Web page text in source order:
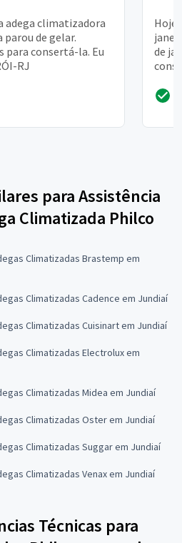
adega climatizadora
parou de gelar.
para consertá-la. Eu
RJ
Hoje
de
para Assistência
Climatizada Philco
Climatizadas Brastemp em
Climatizadas Cadence em Jundiaí
Climatizadas Cuisinart em Jundiaí
Climatizadas Electrolux em
Climatizadas Midea em Jundiaí
Climatizadas Oster em Jundiaí
Climatizadas Suggar em Jundiaí
Climatizadas Venax em Jundiaí
Técnicas para